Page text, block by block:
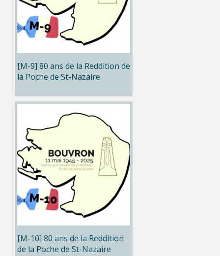
[M-9] 80 ans de la Reddition de
la Poche de St-Nazaire
[M-10] 80 ans de la Reddition
de la Poche de St-Nazaire